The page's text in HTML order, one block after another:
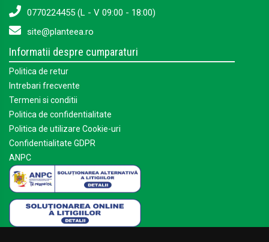
0770224455 (L - V 09:00 - 18:00)
site@planteea.ro
Informatii despre cumparaturi
Politica de retur
Intrebari frecvente
Termeni si conditii
Politica de confidentialitate
Politica de utilizare Cookie-uri
Confidentialitate GDPR
ANPC